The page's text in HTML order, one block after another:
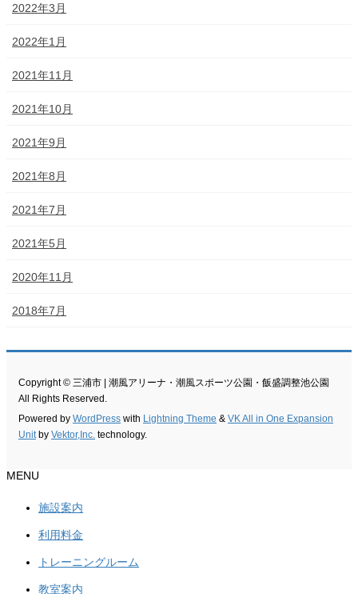
2022年3月
2022年1月
2021年11月
2021年10月
2021年9月
2021年8月
2021年7月
2021年5月
2020年11月
2018年7月
Copyright © 三浦市 | 潮風アリーナ・潮風スポーツ公園・飯盛調整池公園
All Rights Reserved.
Powered by WordPress with Lightning Theme & VK All in One Expansion
Unit by Vektor,Inc. technology.
MENU
施設案内
利用料金
トレーニングルーム
教室案内